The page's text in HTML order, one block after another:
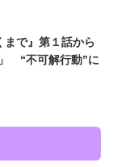
まで』第１話から
“不可解行動”に